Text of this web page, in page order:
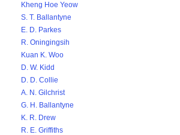
Kheng Hoe Yeow
S. T. Ballantyne
E. D. Parkes
R. Oningingsih
Kuan K. Woo
D. W. Kidd
D. D. Collie
A. N. Gilchrist
G. H. Ballantyne
K. R. Drew
R. E. Griffiths